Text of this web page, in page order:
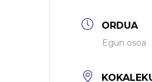
ORDUA
Egun osoa